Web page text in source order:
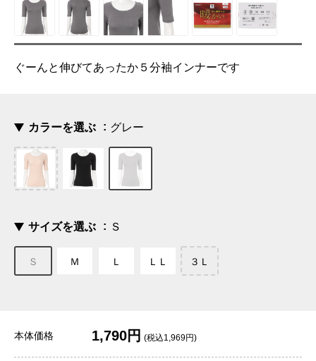
ぐーんと伸びてあったか５分袖インナーです
カラーを選ぶ グレー
サイズを選ぶ Ｓ
Ｓ Ｍ Ｌ ＬＬ ３Ｌ
本体価格 1,790円 (税込1,969円)